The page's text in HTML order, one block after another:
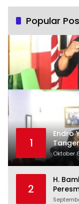
Popular
1
Endro
Oktober
2
H.